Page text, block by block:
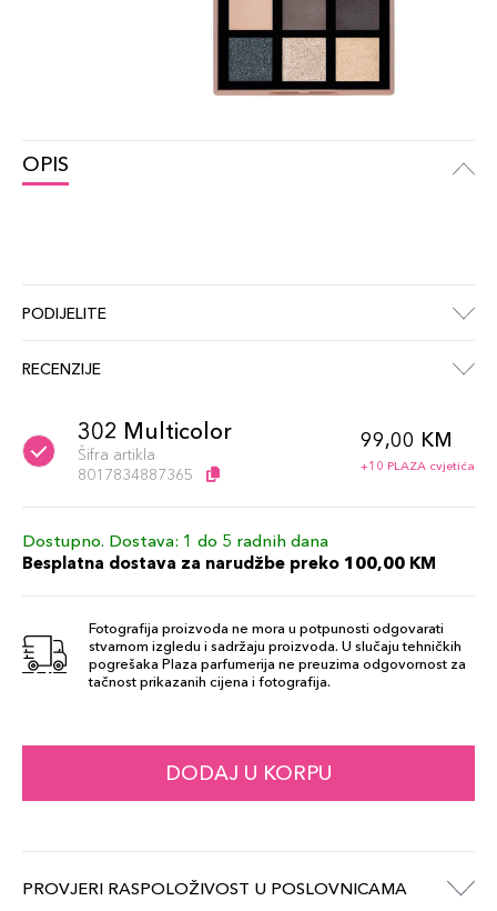
OPIS
PODIJELITE
RECENZIJE
302 Multicolor
Šifra artikla
8017834887365
99,00 KM
+10 PLAZA cvjetića
Dostupno. Dostava: 1 do 5 radnih dana
Besplatna dostava za narudžbe preko 100,00 KM
Fotografija proizvoda ne mora u potpunosti odgovarati
stvarnom izgledu i sadržaju proizvoda. U slučaju tehničkih
pogrešaka Plaza parfumerija ne preuzima odgovornost za
tačnost prikazanih cijena i fotografija.
DODAJ U KORPU
PROVJERI RASPOLOŽIVOST U POSLOVNICAMA